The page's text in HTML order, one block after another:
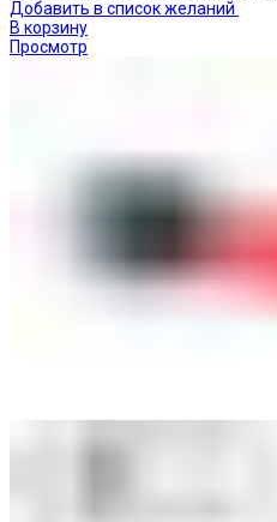
Добавить в список желаний
В корзину
Просмотр